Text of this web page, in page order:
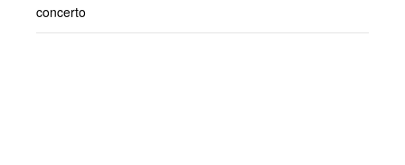
concerto